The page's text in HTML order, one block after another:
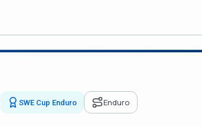
SWE Cup Enduro Enduro